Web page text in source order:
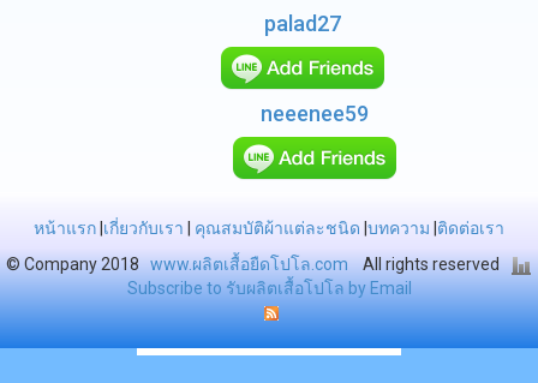
palad27
neeenee59
หน้าแรก เกี่ยวกับเรา คุณสมบัติผ้าแต่ละชนิด บทความ ติดต่อเรา
© Company 2018 www.ผลิตเสื้อยืดโปโล.com All rights reserved
Subscribe to รับผลิตเสื้อโปโล by Email